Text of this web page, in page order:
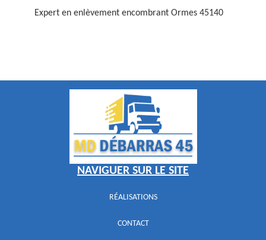
Expert en enlèvement encombrant Ormes 45140
NAVIGUER SUR LE SITE
RÉALISATIONS
CONTACT